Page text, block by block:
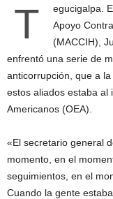
T
egucigalpa.
Apoyo
(MACCIH),
enfrentó una serie de
anticorrupción, que a
estos aliados estaba al
Americanos (OEA).
«El secretario general
momento, en el
seguimientos, en el
Cuando la gente